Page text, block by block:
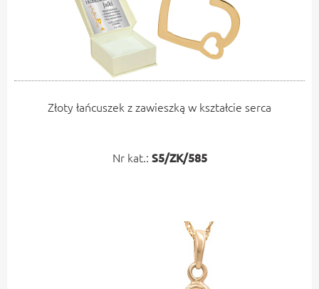
Złoty łańcuszek z zawieszką w kształcie serca
Nr kat.: S5/ZK/585